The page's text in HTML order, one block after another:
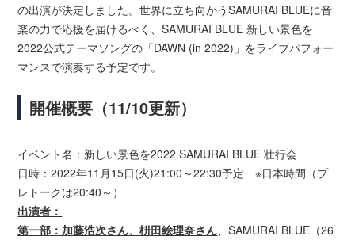
の出演が決定しました。世界に立ち向かうSAMURAI BLUEに音
楽の力で応援を届けるべく、SAMURAI BLUE 新しい景色を
2022公式テーマソングの「DAWN (in 2022)」をライブパフォー
マンスで演奏する予定です。
開催概要（11/10更新）
イベント名：新しい景色を2022 SAMURAI BLUE 壮行会
日時：2022年11月15日(火)21:00～22:30予定 ※日本時間（プ
レトークは20:40～）
出演者：
第一部：加藤浩次さん、枡田絵理奈さん、SAMURAI BLUE（26